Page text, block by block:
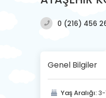
0 (216) 456
Genel Bilgiler
Yaş Aralığı: 3-